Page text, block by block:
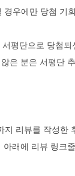
경우에만 당첨 기
평단으로 당첨되
은 분은 서평단
지 리뷰를 작성한
아래에 리뷰 링크